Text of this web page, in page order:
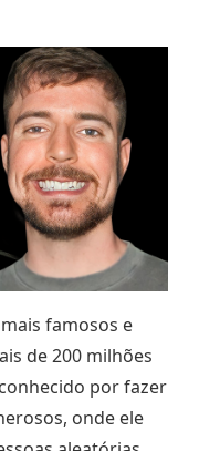
famosos e
de 200 milhões
por fazer
onde ele